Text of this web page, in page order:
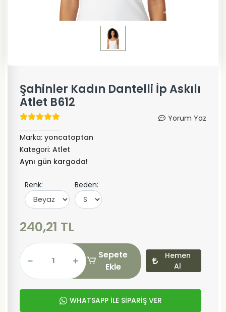
Şahinler Kadın Dantelli İp Askılı
Atlet B612
Yorum Yaz
Marka: yoncatoptan
Kategori: Atlet
Aynı gün kargoda!
Renk: Beden:
240,21 TL
Sepete
Ekle
Hemen
Al
WHATSAPP İLE SİPARİŞ VER